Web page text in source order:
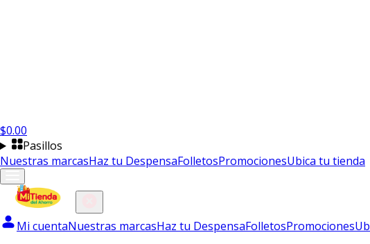
$0.00
Pasillos
Nuestras marcasHaz tu DespensaFolletosPromocionesUbica tu tienda
Mi cuentaNuestras marcasHaz tu DespensaFolletosPromociones